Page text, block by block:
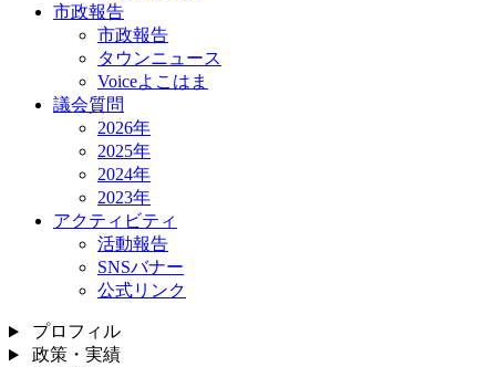
市政報告
市政報告
タウンニュース
Voiceよこはま
議会質問
2026年
2025年
2024年
2023年
アクティビティ
活動報告
SNSバナー
公式リンク
プロフィル
政策・実績